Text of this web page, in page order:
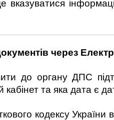
вказуватися
ів через
до органу ДПС
та яка дата є
кодексу України